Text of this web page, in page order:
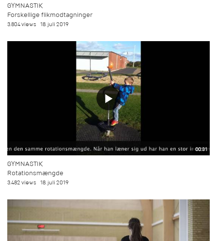
GYMNASTIK
Forskellige flikmodtagninger
3.804 views 18. juli 2019
00:31
GYMNASTIK
Rotationsmængde
3.482 views 18. juli 2019